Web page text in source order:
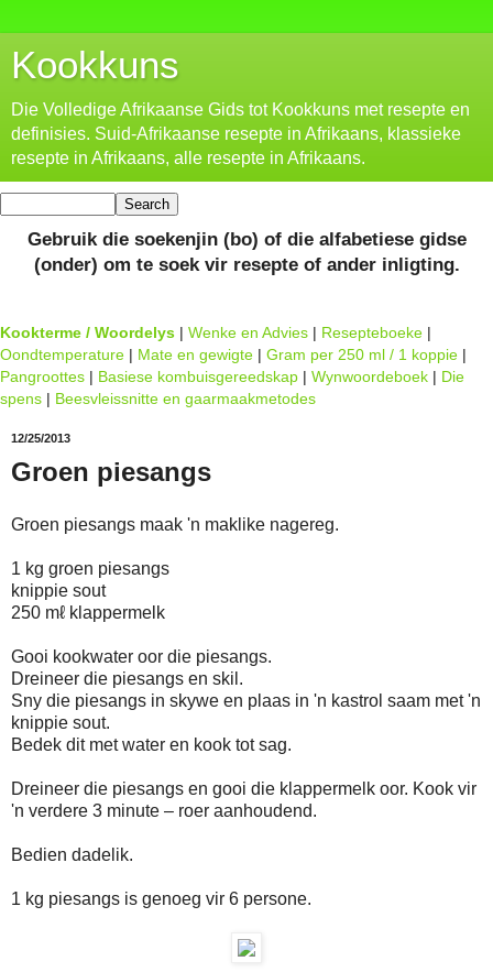
Kookkuns
Die Volledige Afrikaanse Gids tot Kookkuns met resepte en
definisies. Suid-Afrikaanse resepte in Afrikaans, klassieke
resepte in Afrikaans, alle resepte in Afrikaans.
Gebruik die soekenjin (bo) of die alfabetiese gidse
(onder) om te soek vir resepte of ander inligting.
Kookterme / Woordelys | Wenke en Advies | Resepteboeke |
Oondtemperature | Mate en gewigte | Gram per 250 ml / 1 koppie |
Pangroottes | Basiese kombuisgereedskap | Wynwoordeboek | Die
spens | Beesvleissnitte en gaarmaakmetodes
12/25/2013
Groen piesangs
Groen piesangs maak 'n maklike nagereg.
1 kg groen piesangs
knippie sout
250 mℓ klappermelk
Gooi kookwater oor die piesangs.
Dreineer die piesangs en skil.
Sny die piesangs in skywe en plaas in 'n kastrol saam met 'n
knippie sout.
Bedek dit met water en kook tot sag.
Dreineer die piesangs en gooi die klappermelk oor. Kook vir
'n verdere 3 minute – roer aanhoudend.
Bedien dadelik.
1 kg piesangs is genoeg vir 6 persone.